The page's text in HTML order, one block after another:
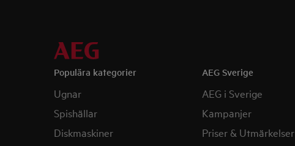
Populära kategorier
Ugnar
Spishällar
Diskmaskiner
AEG Sverige
AEG i Sverige
Kampanjer
Priser & Utmärkelser